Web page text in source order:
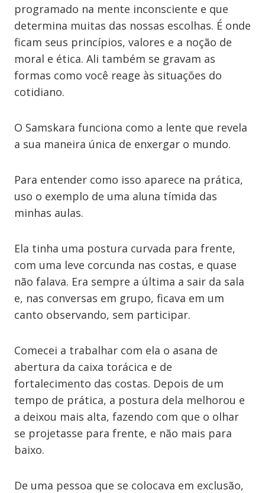
programado na mente inconsciente e que
determina muitas das nossas escolhas. É onde
ficam seus princípios, valores e a noção de
moral e ética. Ali também se gravam as
formas como você reage às situações do
cotidiano.
O Samskara funciona como a lente que revela
a sua maneira única de enxergar o mundo.
Para entender como isso aparece na prática,
uso o exemplo de uma aluna tímida das
minhas aulas.
Ela tinha uma postura curvada para frente,
com uma leve corcunda nas costas, e quase
não falava. Era sempre a última a sair da sala
e, nas conversas em grupo, ficava em um
canto observando, sem participar.
Comecei a trabalhar com ela o asana de
abertura da caixa torácica e de
fortalecimento das costas. Depois de um
tempo de prática, a postura dela melhorou e
a deixou mais alta, fazendo com que o olhar
se projetasse para frente, e não mais para
baixo.
De uma pessoa que se colocava em exclusão,